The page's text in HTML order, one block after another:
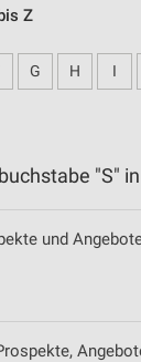
Z
G H I
"S"
und